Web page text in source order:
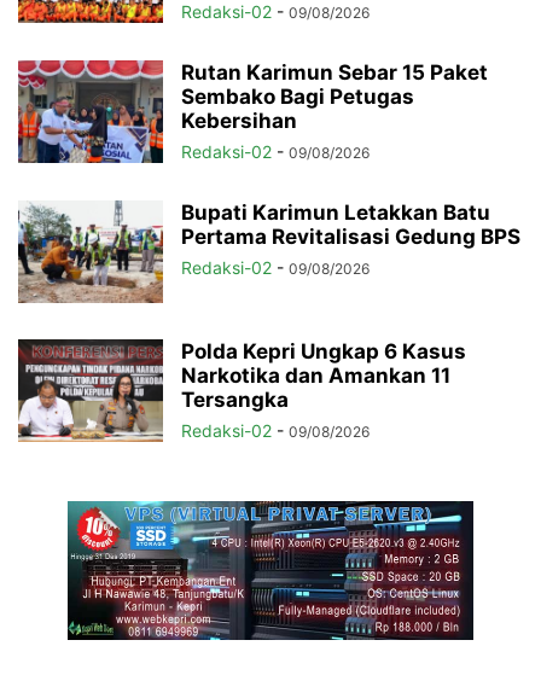
Redaksi-02 - 09/08/2026
Rutan Karimun Sebar 15 Paket
Sembako Bagi Petugas
Kebersihan
Redaksi-02 - 09/08/2026
Bupati Karimun Letakkan Batu
Pertama Revitalisasi Gedung BPS
Redaksi-02 - 09/08/2026
Polda Kepri Ungkap 6 Kasus
Narkotika dan Amankan 11
Tersangka
Redaksi-02 - 09/08/2026